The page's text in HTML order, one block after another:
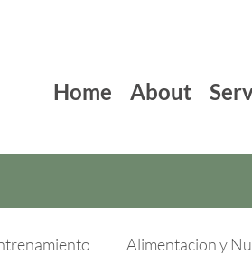
Home About
Alimentacion y